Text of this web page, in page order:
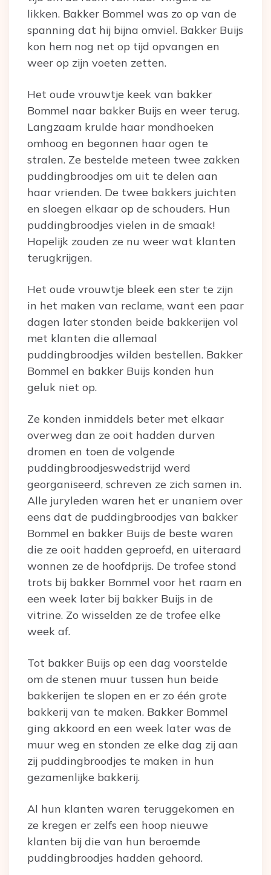
likken. Bakker Bommel was zo op van de
spanning dat hij bijna omviel. Bakker Buijs
kon hem nog net op tijd opvangen en
weer op zijn voeten zetten.
Het oude vrouwtje keek van bakker
Bommel naar bakker Buijs en weer terug.
Langzaam krulde haar mondhoeken
omhoog en begonnen haar ogen te
stralen. Ze bestelde meteen twee zakken
puddingbroodjes om uit te delen aan
haar vrienden. De twee bakkers juichten
en sloegen elkaar op de schouders. Hun
puddingbroodjes vielen in de smaak!
Hopelijk zouden ze nu weer wat klanten
terugkrijgen.
Het oude vrouwtje bleek een ster te zijn
in het maken van reclame, want een paar
dagen later stonden beide bakkerijen vol
met klanten die allemaal
puddingbroodjes wilden bestellen. Bakker
Bommel en bakker Buijs konden hun
geluk niet op.
Ze konden inmiddels beter met elkaar
overweg dan ze ooit hadden durven
dromen en toen de volgende
puddingbroodjeswedstrijd werd
georganiseerd, schreven ze zich samen in.
Alle juryleden waren het er unaniem over
eens dat de puddingbroodjes van bakker
Bommel en bakker Buijs de beste waren
die ze ooit hadden geproefd, en uiteraard
wonnen ze de hoofdprijs. De trofee stond
trots bij bakker Bommel voor het raam en
een week later bij bakker Buijs in de
vitrine. Zo wisselden ze de trofee elke
week af.
Tot bakker Buijs op een dag voorstelde
om de stenen muur tussen hun beide
bakkerijen te slopen en er zo één grote
bakkerij van te maken. Bakker Bommel
ging akkoord en een week later was de
muur weg en stonden ze elke dag zij aan
zij puddingbroodjes te maken in hun
gezamenlijke bakkerij.
Al hun klanten waren teruggekomen en
ze kregen er zelfs een hoop nieuwe
klanten bij die van hun beroemde
puddingbroodjes hadden gehoord.